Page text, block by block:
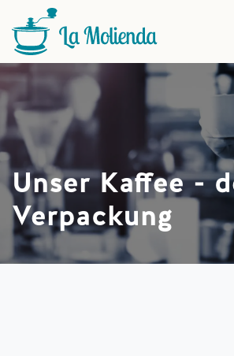
Zum Inhalt springen
Unser Kaffee -
Verpackung